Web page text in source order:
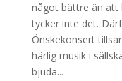
något bättre än att
tycker inte det.
Önskekonsert
härlig musik i
bjuda...